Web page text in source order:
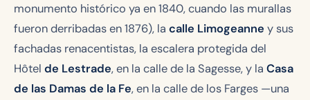
monumento histórico ya en 1840, cuando las murallas
fueron derribadas en 1876), la calle Limogeanne y sus
fachadas renacentistas, la escalera protegida del
Hôtel de Lestrade, en la calle de la Sagesse, y la Casa
de las Damas de la Fe, en la calle de los Farges —una